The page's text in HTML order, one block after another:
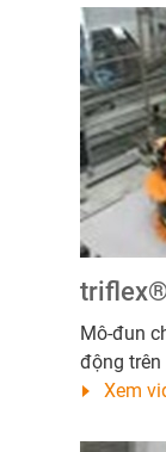
Mô-đun
động trên
Xem